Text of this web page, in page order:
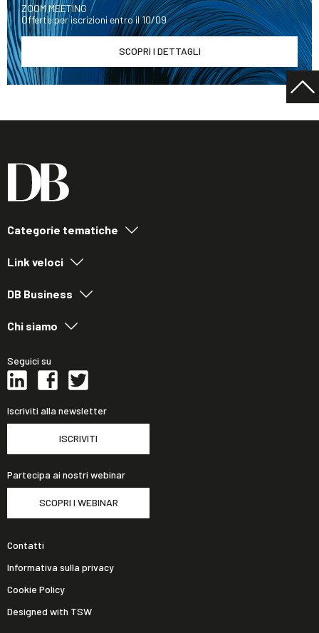
ZOOM MEETING
Offerte per iscrizioni entro il 10/09
SCOPRI I DETTAGLI
Categorie tematiche
Link veloci
DB Business
Chi siamo
Seguici su
Iscriviti alla newsletter
ISCRIVITI
Partecipa ai nostri webinar
SCOPRI I WEBINAR
Contatti
Informativa sulla privacy
Cookie Policy
Designed with TSW